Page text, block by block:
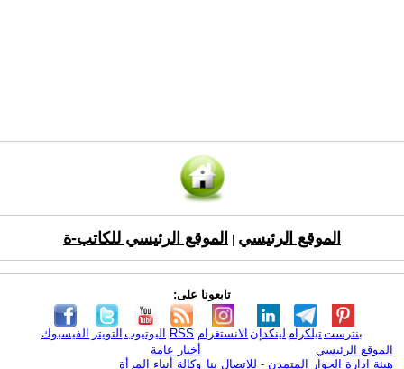
الموقع الرئيسي الموقع الرئيسي للكاتب-ة
تابعونا على:
الفيسبوك التويتر اليوتيوب RSS الانستغرام لينكدإن تيلكرامبنترست
الموقع الرئيسي
هيئة ادارة الحوار المتمدن - للإتصال بنا
أخبار عامة
وكالة أنباء المرأة